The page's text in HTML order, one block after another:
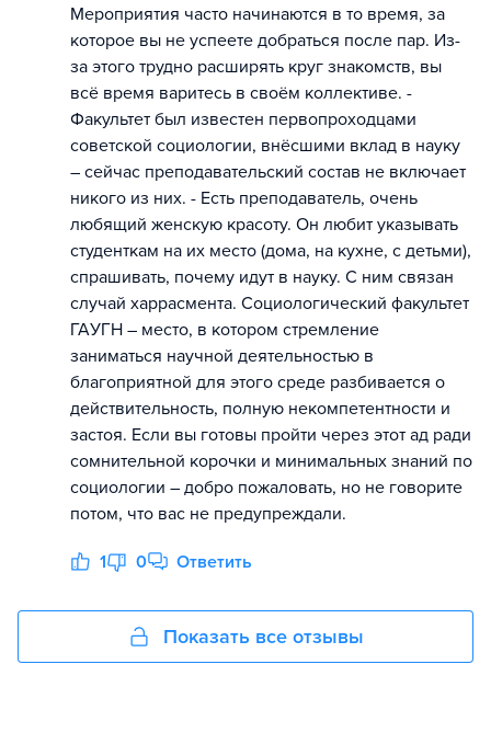
Мероприятия часто начинаются в то время, за
которое вы не успеете добраться после пар. Из-
за этого трудно расширять круг знакомств, вы
всё время варитесь в своём коллективе. -
Факультет был известен первопроходцами
советской социологии, внёсшими вклад в науку
– сейчас преподавательский состав не включает
никого из них. - Есть преподаватель, очень
любящий женскую красоту. Он любит указывать
студенткам на их место (дома, на кухне, с детьми),
спрашивать, почему идут в науку. С ним связан
случай харрасмента. Социологический факультет
ГАУГН – место, в котором стремление
заниматься научной деятельностью в
благоприятной для этого среде разбивается о
действительность, полную некомпетентности и
застоя. Если вы готовы пройти через этот ад ради
сомнительной корочки и минимальных знаний по
социологии – добро пожаловать, но не говорите
потом, что вас не предупреждали.
1 0 Ответить
Показать все отзывы